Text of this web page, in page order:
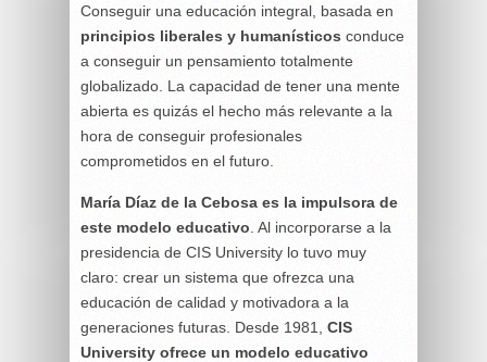
Conseguir una educación integral, basada en
principios liberales y humanísticos conduce
a conseguir un pensamiento totalmente
globalizado. La capacidad de tener una mente
abierta es quizás el hecho más relevante a la
hora de conseguir profesionales
comprometidos en el futuro.
María Díaz de la Cebosa es la impulsora de
este modelo educativo . Al incorporarse a la
presidencia de CIS University lo tuvo muy
claro: crear un sistema que ofrezca una
educación de calidad y motivadora a la
generaciones futuras. Desde 1981, CIS
University ofrece un modelo educativo